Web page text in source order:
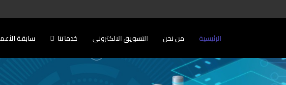
الرئيسية من نحن التسويق الالكترونى خدماتنا سابقة